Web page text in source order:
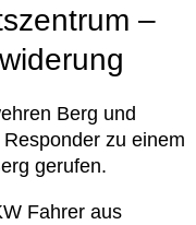
–
Berg und
zu einem
gerufen.
Fahrer aus